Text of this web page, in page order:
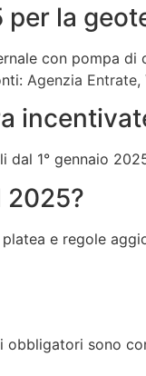
per la
con pompa
Agenzia Entrate,
1° gennaio
2025?
e regole
obbligatori sono